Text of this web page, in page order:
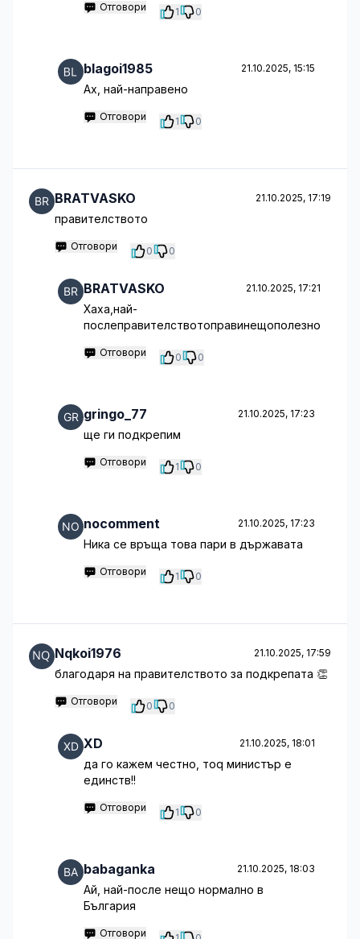
Отговори 1 0
blagoi1985 21.10.2025, 15:15
Ах, най-направено
Отговори 1 0
BRATVASKO 21.10.2025, 17:19
правителството
Отговори 0 0
BRATVASKO 21.10.2025, 17:21
Хаха,най-
послеправителствотоправинещополезно
Отговори 0 0
gringo_77 21.10.2025, 17:23
ще ги подкрепим
Отговори 1 0
nocomment 21.10.2025, 17:23
Ника се връща това пари в държавата
Отговори 1 0
Nqkoi1976 21.10.2025, 17:59
благодаря на правителството за подкрепата 👏
Отговори 0 0
XD 21.10.2025, 18:01
да го кажем честно, тоq министър е
единств!!
Отговори 1 0
babaganka 21.10.2025, 18:03
Ай, най-после нещо нормално в
България
Отговори